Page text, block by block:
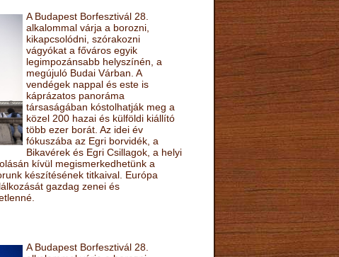
A Budapest Borfesztivál 28.
alkalommal várja a borozni,
kikapcsolódni, szórakozni
vágyókat a főváros egyik
legimpozánsabb helyszínén, a
megújuló Budai Várban. A
vendégek nappal és este is
káprázatos panoráma
társaságában kóstolhatják meg a
közel 200 hazai és külföldi kiállító
több ezer borát. Az idei év
fókuszába az Egri borvidék, a
Bikavérek és Egri Csillagok, a helyi
kívül megismerkedhetünk a
készítésének titkaival. Európa
gazdag zenei és
A Budapest Borfesztivál 28.